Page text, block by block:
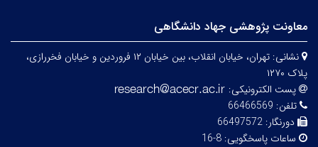
معاونت پژوهشی جهاد دانشگاهی
نشانی:
تهران، خیابان انقلاب، بین خیابان ۱۲ فروردین و خیابان فخررازی،
پلاک ۱۲۷۰
پست الکترونیکی:
تلفن: 66466569
دورنگار: 66497572
ساعات پاسخگویی: 8-16